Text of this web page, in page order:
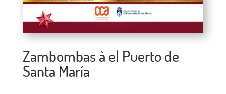
Zambombas à el Puerto de
Santa María